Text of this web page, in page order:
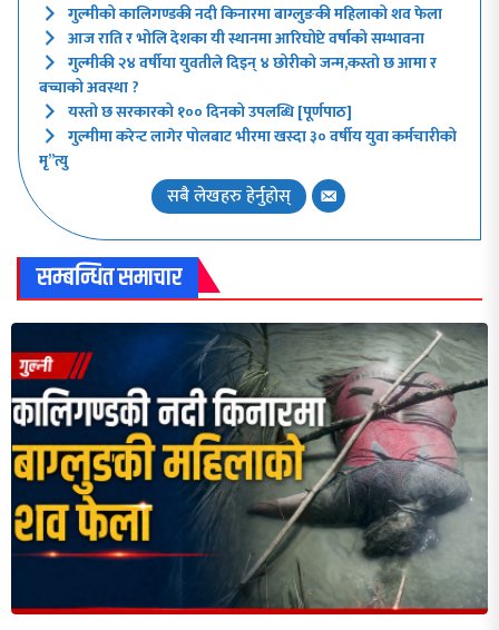
गुल्मीको कालिगण्डकी नदी किनारमा बाग्लुङकी महिलाको शव फेला
आज राति र भोलि देशका यी स्थानमा आरिघोप्टे वर्षाको सम्भावना
गुल्मीकी २४ वर्षीया युवतीले दिइन् ४ छोरीको जन्म,कस्तो छ आमा र
बच्चाको अवस्था ?
यस्तो छ सरकारको १०० दिनको उपलब्धि [पूर्णपाठ]
गुल्मीमा करेन्ट लागेर पोलबाट भीरमा खस्दा ३० वर्षीय युवा कर्मचारीको
मृ”त्यु
सबै लेखहरु हेर्नुहोस्
सम्बन्धित समाचार